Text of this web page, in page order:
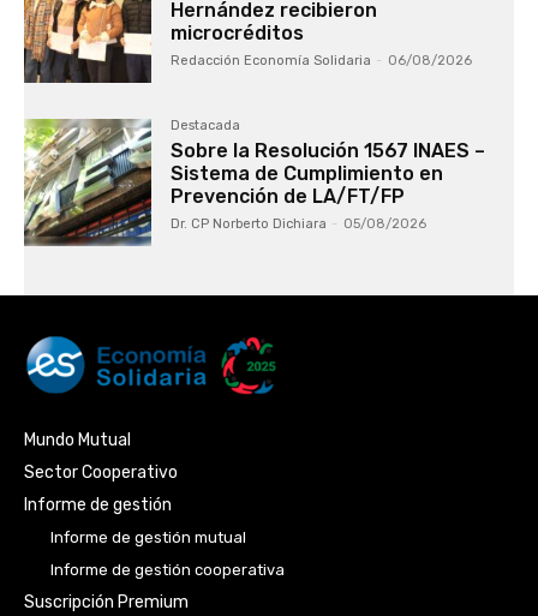
Hernández recibieron
microcréditos
Redacción Economía Solidaria - 06/08/2026
Destacada
Sobre la Resolución 1567 INAES –
Sistema de Cumplimiento en
Prevención de LA/FT/FP
Dr. CP Norberto Dichiara - 05/08/2026
Mundo Mutual
Sector Cooperativo
Informe de gestión
Informe de gestión mutual
Informe de gestión cooperativa
Suscripción Premium